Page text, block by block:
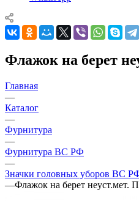
Флажок на берет
Главная
—
Каталог
—
Фурнитура
—
Фурнитура ВС РФ
—
Значки головных уборов ВС
—Флажок на берет неуст.мет.